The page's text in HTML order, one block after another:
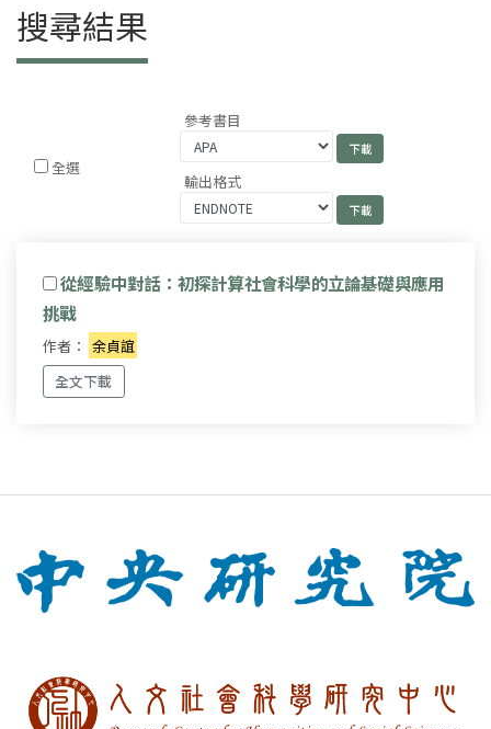
搜尋結果
全選
參考書目
輸出格式
從經驗中對話：初探計算社會科學的立論基礎與應用
挑戰
作者： 余貞誼
全文下載